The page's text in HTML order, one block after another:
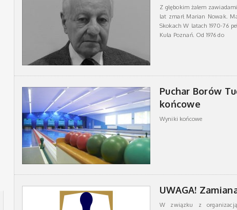
Z głębokim żalem
lat zmarł Marian Nowak.
Skokach W latach 1970-76
Kula Poznań. Od 1976 do
Puchar Borów
końcowe
Wyniki końcowe
UWAGA!
W związku z